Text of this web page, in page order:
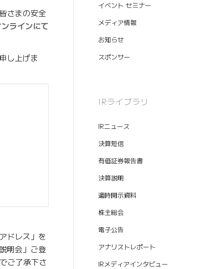
さまの安全
ラインにて
し上げま
ドレス」を
明会」ご登
ご了承下さ
イベント セミナー
メディア情報
お知らせ
スポンサー
IRライブラリ
IRニュース
決算短信
有価証券報告書
決算説明
適時開示資料
株主総会
電子公告
アナリストレポート
IRメディアインタビュー